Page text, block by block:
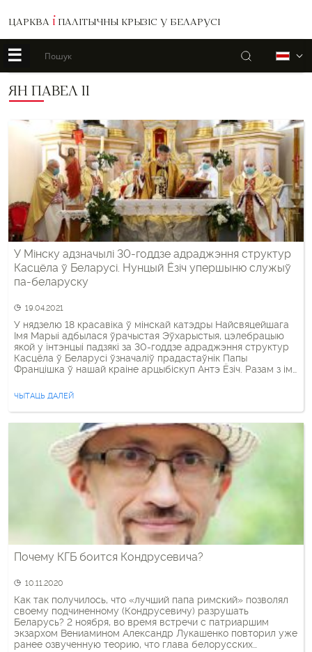
ЦАРКВА І ПАЛІТЫЧНЫ КРЫЗІС У БЕЛАРУСІ
☰ Пошук
ЯН ПАВЕЛ ІІ
У Мінску адзначылі 30-годдзе адраджэння структур
Касцёла ў Беларусі. Нунцый Ёзіч упершыню служыў
па-беларуску
19.04.2021
У нядзелю 18 красавіка ў мінскай катэдры Найсвяцейшага
Імя Марыі адбылася ўрачыстая Эўхарыстыя, цэлебрацыю
якой у інтэнцыі падзякі за 30-годдзе адраджэння структур
Касцёла ў Беларусі ўзначаліў прадастаўнік Папы
Францішка ў нашай краіне арцыбіскуп Антэ Ёзіч. Разам з ім
Мінска-Магілёўскай архідыяцэзіі sede
vacante біскуп Казімір Велікаселец ОР,
арцыбіскуп Тадэвуш Кандрусевіч і дапаможны біскуп
Мінска-Магілёўскай архідыяцэзіі Аляксандр Яшэўскі […]
ЧЫТАЦЬ ДАЛЕЙ
Почему КГБ боится Кондрусевича?
10.11.2020
Как так получилось, что «лучший папа римский» позволял
своему подчиненному (Кондрусевичу) разрушать
Беларусь? 2 ноября, во время встречи с патриаршим
экзархом Вениамином Александр Лукашенко повторил уже
ранее озвученную теорию, что глава белорусских